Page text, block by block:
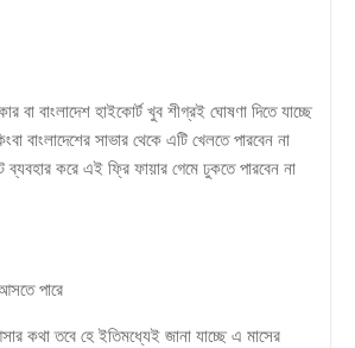
বা বাংলাদেশ হাইকোর্ট খুব শীগ্রই ঘোষণা দিতে যাচ্ছে
বাংলাদেশের সাভার থেকে এটি খেলতে পারবেন না
ব্যবহার করে এই ফ্রি ফায়ার গেমে ঢুকতে পারবেন না
পারে
কথা তবে হে ইতিমধ্যেই জানা যাচ্ছে এ মাসের